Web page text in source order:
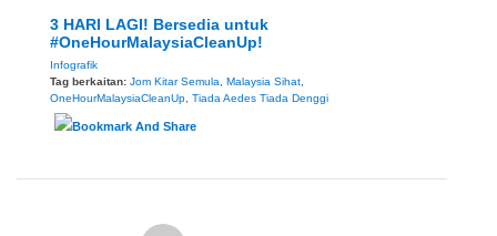
3 HARI LAGI! Bersedia untuk
#OneHourMalaysiaCleanUp!
Infografik
Tag berkaitan: Jom Kitar Semula Malaysia Sihat
OneHourMalaysiaCleanUp Tiada Aedes Tiada Denggi